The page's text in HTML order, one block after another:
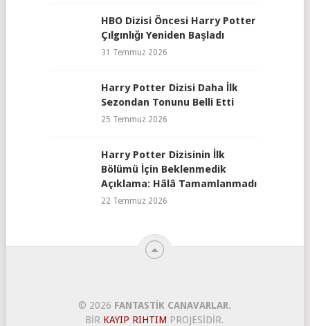
HBO Dizisi Öncesi Harry Potter
Çılgınlığı Yeniden Başladı
31 Temmuz 2026
Harry Potter Dizisi Daha İlk
Sezondan Tonunu Belli Etti
25 Temmuz 2026
Harry Potter Dizisinin İlk
Bölümü İçin Beklenmedik
Açıklama: Hâlâ Tamamlanmadı
22 Temmuz 2026
© 2026 FANTASTIK CANAVARLAR.
BIR KAYIP RIHTIM PROJESIDIR.